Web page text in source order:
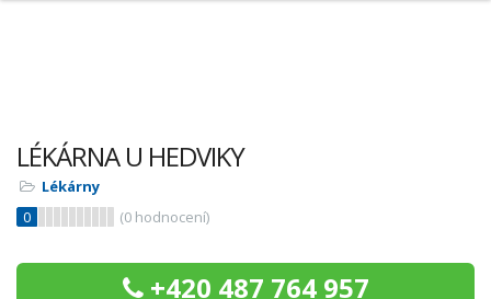
LÉKÁRNA U HEDVIKY
Lékárny
0
(0 hodnocení)
+420 487 764 957